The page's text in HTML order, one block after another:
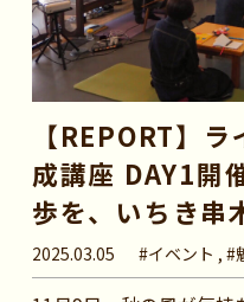
【REPORT】
成講座 DAY1開
歩を、いちき串
2025.03.05 #イベント , #